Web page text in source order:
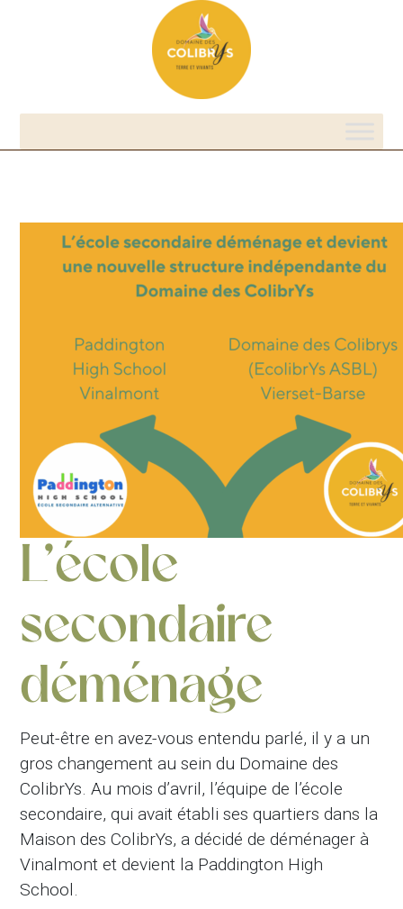
L’école
secondaire
déménage
Peut-être en avez-vous entendu parlé, il y a un
gros changement au sein du Domaine des
ColibrYs. Au mois d’avril, l’équipe de l’école
secondaire, qui avait établi ses quartiers dans la
Maison des ColibrYs, a décidé de déménager à
Vinalmont et devient la Paddington High
School.